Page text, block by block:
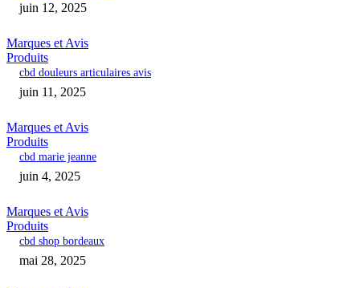
juin 12, 2025
Marques et Avis
Produits
cbd douleurs articulaires avis
juin 11, 2025
Marques et Avis
Produits
cbd marie jeanne
juin 4, 2025
Marques et Avis
Produits
cbd shop bordeaux
mai 28, 2025